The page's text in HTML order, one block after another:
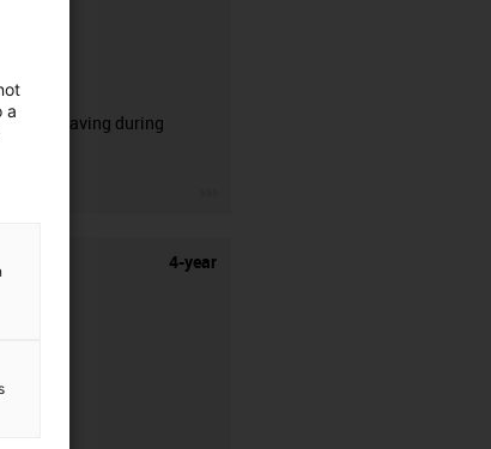
time saving during
4-year
a